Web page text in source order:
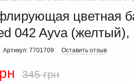
цветная
042 Ayva (желтый),
Артикул: 7701709 Оставить отзыв
345 грн